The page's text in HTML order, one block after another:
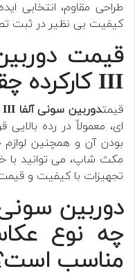
طراحی مقاوم، انتخابی
کیفیت بی نظیر در ثبت
III کارکرده چقدر است؟
قیمتدوربین سونی آلفا a7R III
ای، معمولاً در رده
بودن آن و همچنین لوازم
مکث شاپ، می توانید با
تجهیزات با کیفیت و
چه نوع
مناسب